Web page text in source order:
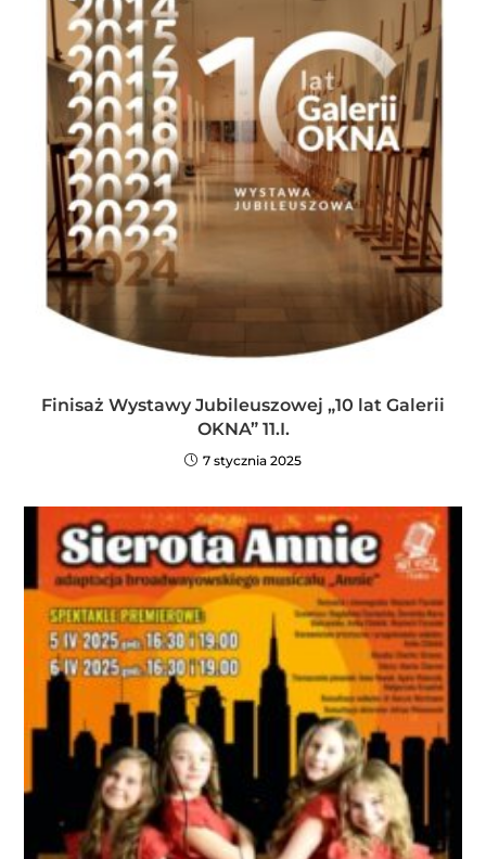
Finisaż Wystawy Jubileuszowej „10 lat Galerii
OKNA” 11.I.
7 stycznia 2025